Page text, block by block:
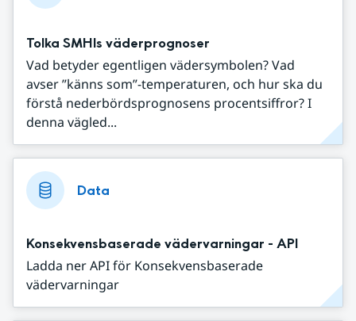
Tolka SMHIs väderprognoser
Vad betyder egentligen vädersymbolen? Vad
avser ”känns som”-temperaturen, och hur ska du
förstå nederbördsprognosens procentsiffror? I
denna vägled...
Data
Konsekvensbaserade vädervarningar - API
Ladda ner API för Konsekvensbaserade
vädervarningar